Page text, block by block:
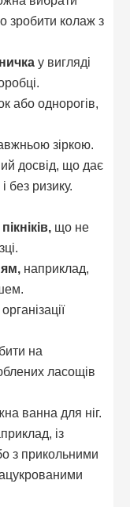
зробити колаж з
у вигляді
або однорогів,
зіркою.
досвід, що дає
без ризику.
що не
наприклад,
на
ласощів
ванна для ніг.
із
з прикольними